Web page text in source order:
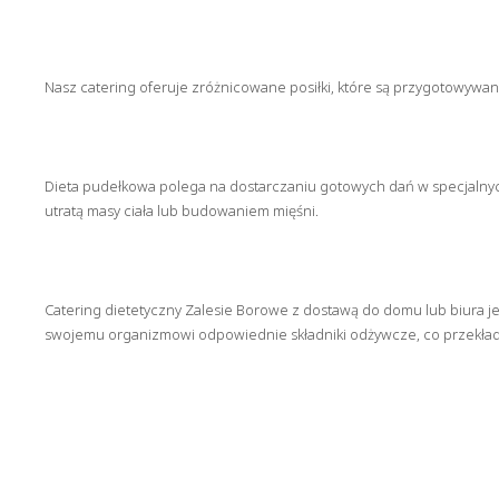
Nasz catering oferuje zróżnicowane posiłki, które są
Dieta pudełkowa polega na dostarczaniu gotowych dań w
utratą masy ciała lub budowaniem mięśni.
Catering dietetyczny Zalesie Borowe z dostawą do domu lub biura
swojemu organizmowi odpowiednie składniki odżywcze, co